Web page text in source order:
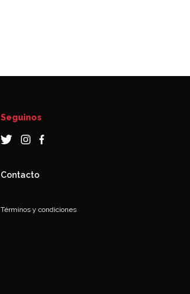
Seguinos
Contacto
Términos y condiciones